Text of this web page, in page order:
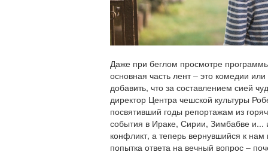
Даже при беглом просмотре
основная часть лент – это комедии
добавить, что за составлением сией
директор Центра чешской культуры
посвятивший годы репортажам из
события в Ираке, Сирии, Зимбабве и...
конфликт, а теперь вернувшийся к
попытка ответа на вечный вопрос –